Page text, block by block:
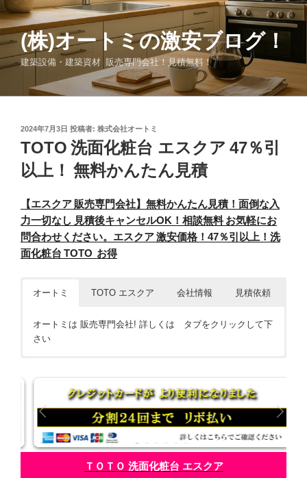
コ
ン
テ
ン
ツ
(株)オートミの激安ブログ！
建築設備・建築資材 販売専門会社！見積無料！
投
稿
日:
2024年7月3日 投稿者: 株式会社オートミ
TOTO 洗面化粧台 エスクア 47％引
以上！ 無料かんたん見積
【エスクア 販売専門会社】無料かんたん見積！面倒な入
力一切なし 見積後キャンセルOK！相談無料 お気軽にお
問合わせください。エスクア 激安価格！47％引以上！洗
面化粧台 TOTO お得
オートミ TOTO エスクア 会社情報 見積依頼
オートミは 販売専門会社! 詳しくは タブをクリックして下
さい
ＴＯＴＯ 洗面化粧台 エスクア